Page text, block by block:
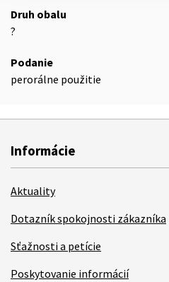
Druh obalu
?
Podanie
perorálne použitie
Informácie
Aktuality
Dotazník spokojnosti zákazníka
Sťažnosti a petície
Poskytovanie informácií